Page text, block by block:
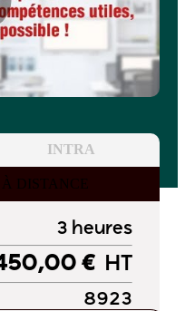
INTRA
DISTANCE
3 heures
€ HT
8923